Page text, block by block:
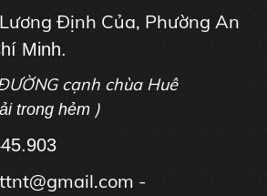
Định Của, Phường An
Minh.
cạnh chùa Huê
trong hẻm )
-